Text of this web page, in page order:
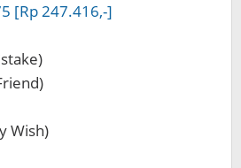
[Rp 247.416,-]
Wish)